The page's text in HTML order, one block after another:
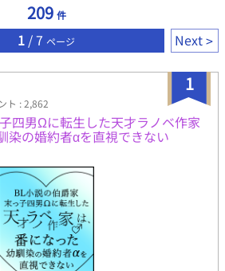
209 件
1 / 7 ページ Next
1
ト : 2,862
四男Ωに転生した天才ラノベ作家
染の婚約者αを直視できない